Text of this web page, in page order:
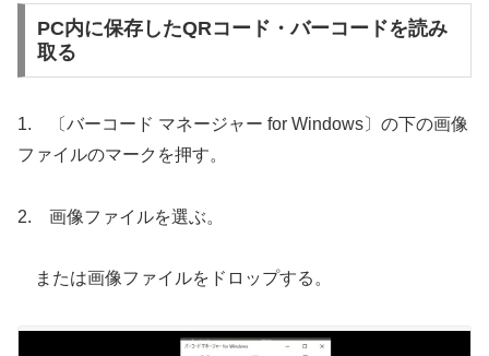
PC内に保存したQRコード・バーコードを読み
取る
1. 〔バーコード マネージャー for Windows〕の下の画像
ファイルのマークを押す。
2. 画像ファイルを選ぶ。
または画像ファイルをドロップする。